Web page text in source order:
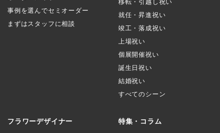
事例を選んでセミオーダー
まずはスタッフに相談
移転・引越し祝い
就任・昇進祝い
竣工・落成祝い
上場祝い
個展開催祝い
誕生日祝い
結婚祝い
すべてのシーン
フラワーデザイナー 特集・コラム